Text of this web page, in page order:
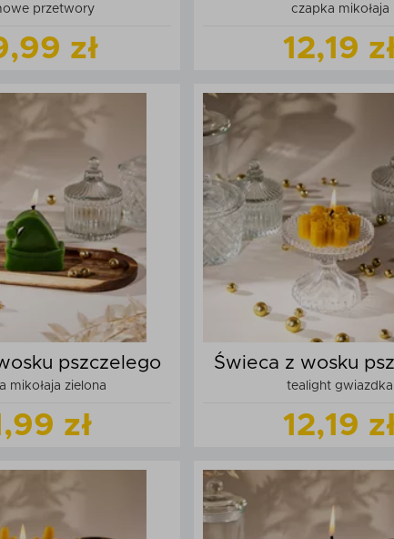
w szkle
przetwory
zł
Zobacz produkt
do koszyka
czapka mikołaja
12,19
Zobacz
Dodaj do
pszczelego
mikołaja zielona
zł
Zobacz
Świeca z wosku
tealight gwiazdka
12,19
Zobacz